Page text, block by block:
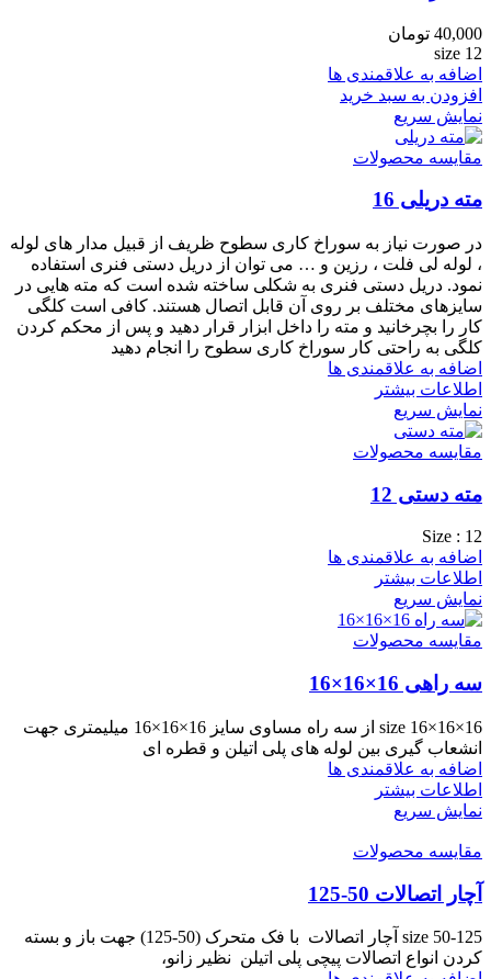
40,000 تومان
size 12
اضافه به علاقمندی ها
افزودن به سبد خرید
نمایش سریع
مقایسه محصولات
مته دریلی 16
در صورت نیاز به سوراخ کاری سطوح ظریف از قبیل مدار های لوله
، لوله لی فلت ، رزین و … می توان از دریل دستی فنری استفاده
نمود. دریل دستی فنری به شکلی ساخته شده است که مته هایی در
سایزهای مختلف بر روی آن قابل اتصال هستند. کافی است کلگی
کار را بچرخانید و مته را داخل ابزار قرار دهید و پس از محکم کردن
کلگی به راحتی کار سوراخ کاری سطوح را انجام دهید
اضافه به علاقمندی ها
اطلاعات بیشتر
نمایش سریع
مقایسه محصولات
مته دستی 12
Size : 12
اضافه به علاقمندی ها
اطلاعات بیشتر
نمایش سریع
مقایسه محصولات
سه راهی 16×16×16
size 16×16×16 از سه راه مساوی سایز 16×16×16 میلیمتری جهت
انشعاب گیری بین لوله های پلی اتیلن و قطره ای
اضافه به علاقمندی ها
اطلاعات بیشتر
نمایش سریع
مقایسه محصولات
آچار اتصالات 50-125
size 50-125 آچار اتصالات با فک متحرک (50-125) جهت باز و بسته
کردن انواع اتصالات پیچی پلی اتیلن نظیر زانو،